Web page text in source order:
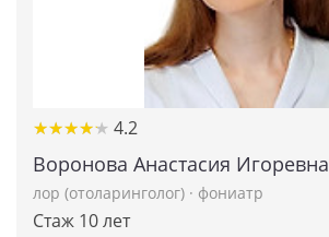
★★★★★
★★★★★ 4.2
Воронова Анастасия Игоревна
лор (отоларинголог) · фониатр
Стаж 10 лет